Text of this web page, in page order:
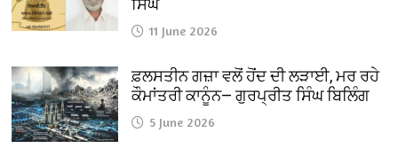
11 June 2026
ਫ਼ਲਸਤੀਨ ਗਜ਼ਾ ਵਲੋਂ ਹੋਂਦ ਦੀ ਲੜਾਈ, ਮਰ ਰਹੇ
ਕੌਮਾਂਤਰੀ ਕਾਨੂੰਨ— ਗੁਰਪ੍ਰੀਤ ਸਿੰਘ ਬਿਲਿੰਗ
5 June 2026